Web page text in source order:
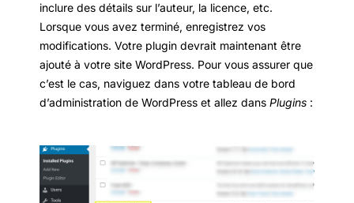
inclure des détails sur l’auteur, la licence, etc.
Lorsque vous avez terminé, enregistrez vos
modifications. Votre plugin devrait maintenant être
ajouté à votre site WordPress. Pour vous assurer que
c’est le cas, naviguez dans votre tableau de bord
d’administration de WordPress et allez dans Plugins :